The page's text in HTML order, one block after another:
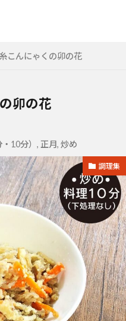
こんにゃくの卯の花
卯の花
10分） , 正月, 炒め
調理集